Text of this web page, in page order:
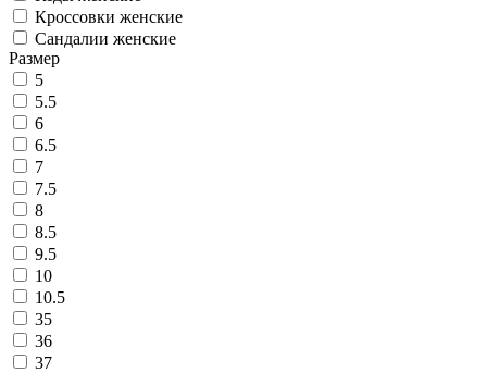
Кроссовки женские
Сандалии женские
Размер
5
5.5
6
6.5
7
7.5
8
8.5
9.5
10
10.5
35
36
37